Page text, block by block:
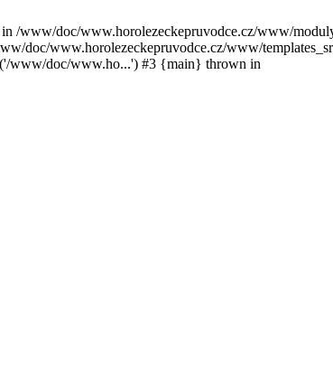
/www/doc/www.horolezeckepruvodce.cz/www/
doc/www.horolezeckepruvodce.cz/www/
www/doc/www.ho...') #3 {main} thrown in